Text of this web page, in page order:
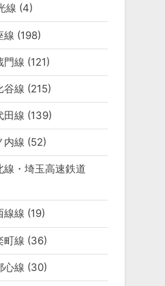
線 (4)
線 (198)
門線 (121)
谷線 (215)
田線 (139)
内線 (52)
線・埼玉高速鉄道
線線 (19)
町線 (36)
心線 (30)